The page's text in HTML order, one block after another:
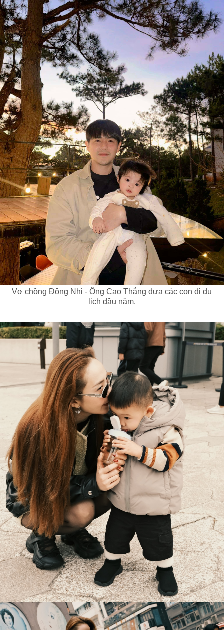
Vợ chồng Đông Nhi - Ông Cao Thắng đưa các con đi du
lịch đầu năm.